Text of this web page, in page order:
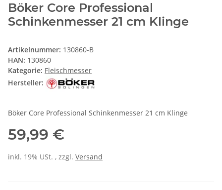
Böker Core Professional
Schinkenmesser 21 cm Klinge
Artikelnummer: 130860-B
HAN: 130860
Kategorie: Fleischmesser
Hersteller:
Böker Core Professional Schinkenmesser 21 cm Klinge
59,99 €
inkl. 19% USt. , zzgl. Versand